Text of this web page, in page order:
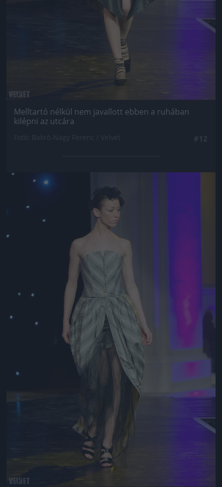
Melltartó nélkül nem javallott ebben a ruhában
kilépni az utcára
Jön még kép!